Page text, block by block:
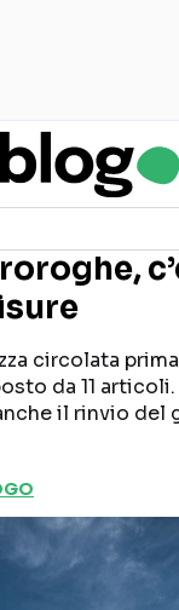
Seguici sui social
circolata
da 11
il rinvio del